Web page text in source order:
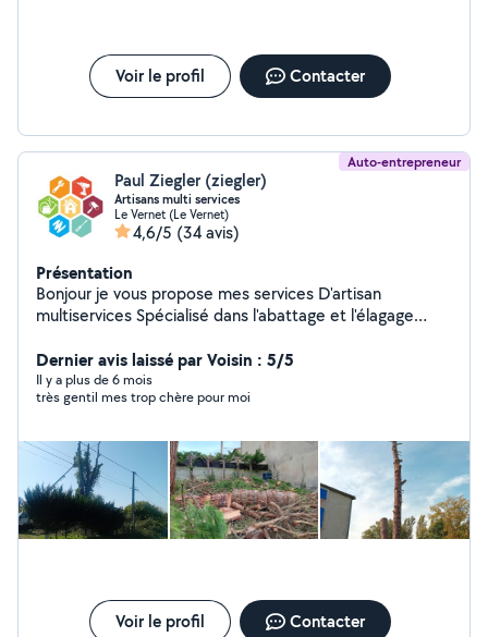
Voir le profil Contacter
Auto-entrepreneur
Paul Ziegler (ziegler)
Artisans multi services
Le Vernet (Le Vernet)
4,6/5 (34 avis)
Présentation
Bonjour je vous propose mes services D'artisan
multiservices Spécialisé dans l'abattage et l'élagage
plus de renseignements n'hésitez pas à me contacter
Dernier avis laissé par Voisin : 5/5
Il y a plus de 6 mois
très gentil mes trop chère pour moi
Voir le profil Contacter